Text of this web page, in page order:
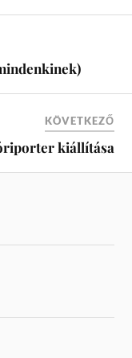
KÖVETKEZŐ
kiállítása